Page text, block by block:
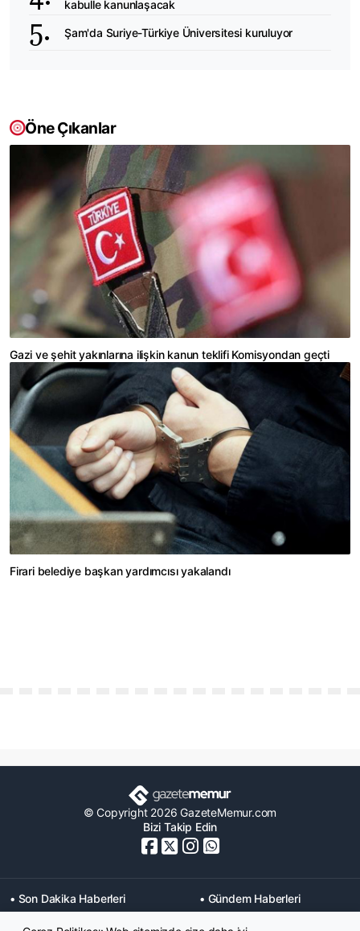
kabulle kanunlaşacak
Şam'da Suriye-Türkiye Üniversitesi kuruluyor
Öne Çıkanlar
Gazi ve şehit yakınlarına ilişkin kanun teklifi Komisyondan geçti
Firari belediye başkan yardımcısı yakalandı
© Copyright 2026 GazeteMemur.com
Bizi Takip Edin
• Son Dakika Haberleri
• Gündem Haberleri
• Memurlar Haberleri
• KPSS Haberleri